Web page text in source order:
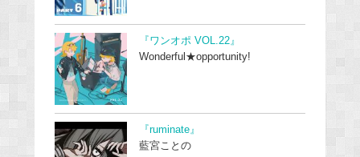
『ワンオポ VOL.22』
Wonderful★opportunity!
『ruminate』
藍宮ことの